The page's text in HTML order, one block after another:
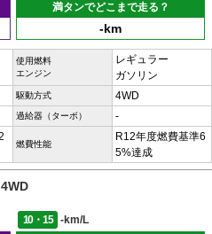
満タンでどこまで走る？
-km
使用燃料
エンジン
レギュラー
ガソリン
駆動方式 4WD
過給器（ターボ） -
燃費性能
R12年度燃費基準6
5%達成
10・15
-km/L